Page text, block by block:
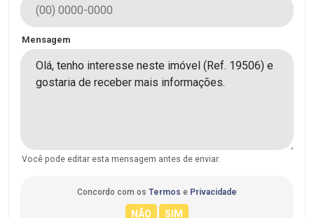
Mensagem
Você pode editar esta mensagem antes de enviar.
Concordo com os Termos e Privacidade